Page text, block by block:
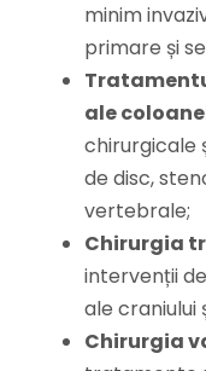
minim
primare și
ale
chirurgicale
de disc,
vertebrale;
Chirurgia
intervenții
ale craniului
Chirurgia